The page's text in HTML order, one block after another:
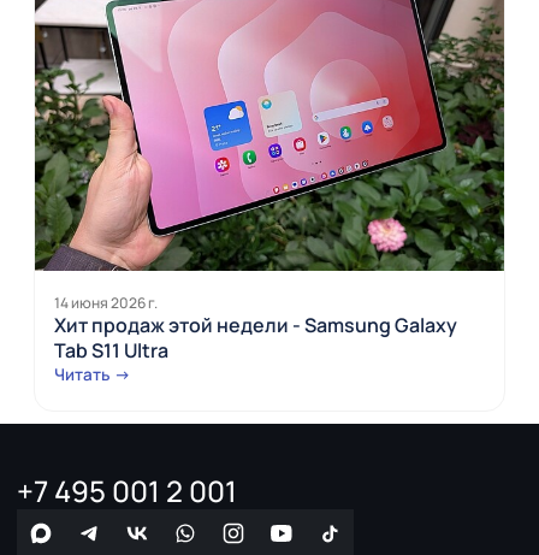
14 июня 2026 г.
Хит продаж этой недели - Samsung Galaxy
Tab S11 Ultra
Читать →
+7 495 001 2 001